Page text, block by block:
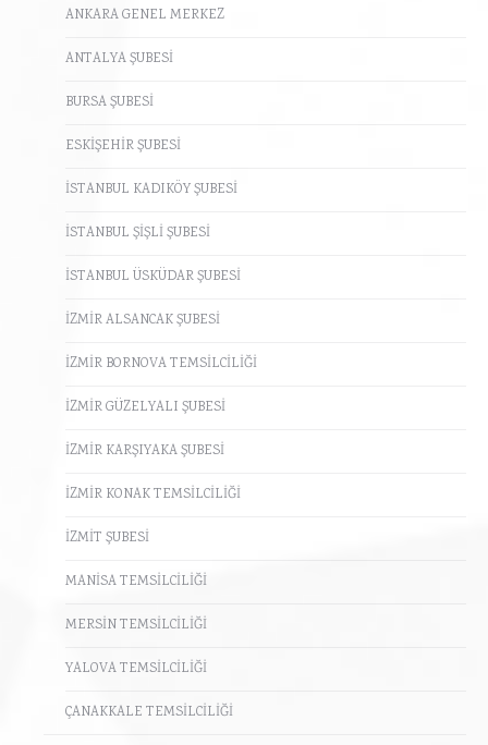
ANKARA GENEL MERKEZ
ANTALYA ŞUBESİ
BURSA ŞUBESİ
ESKİŞEHİR ŞUBESİ
İSTANBUL KADIKÖY ŞUBESİ
İSTANBUL ŞİŞLİ ŞUBESİ
İSTANBUL ÜSKÜDAR ŞUBESİ
İZMİR ALSANCAK ŞUBESİ
İZMİR BORNOVA TEMSİLCİLİĞİ
İZMİR GÜZELYALI ŞUBESİ
İZMİR KARŞIYAKA ŞUBESİ
İZMİR KONAK TEMSİLCİLİĞİ
İZMİT ŞUBESİ
MANİSA TEMSİLCİLİĞİ
MERSİN TEMSİLCİLİĞİ
YALOVA TEMSİLCİLİĞİ
ÇANAKKALE TEMSİLCİLİĞİ